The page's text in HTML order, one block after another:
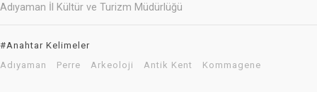
Adıyaman İl Kültür ve Turizm Müdürlüğü
#Anahtar Kelimeler
Adıyaman
Perre Arkeoloji Antik Kent Kommagene